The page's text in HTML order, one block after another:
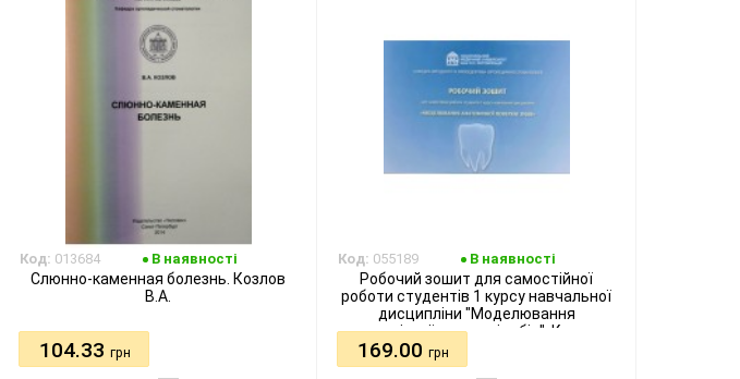
Код: 013684 В наявності
Слюнно-каменная болезнь. Козлов
В.А.
104.33грн
Код: 055189 В наявності
Робочий зошит для самостійної
роботи студентів 1 курсу навчальної
дисципліни "Моделювання
анатомічної поверхні зубів". Костюк
Т.М., Бурлаков П.О., Трохимець Ю.В.
169.00грн